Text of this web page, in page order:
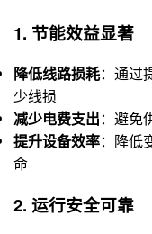
1. 节能效益显著
降低线路损耗：通过
少线损
减少电费支出：避免
提升设备效率：降低
命
2. 运行安全可靠